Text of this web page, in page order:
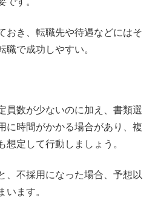
おき、転職先や待遇などにはそ
職で成功しやすい。
員数が少ないのに加え、書類選
に時間がかかる場合があり、複
想定して行動しましょう。
、不採用になった場合、予想以
います。